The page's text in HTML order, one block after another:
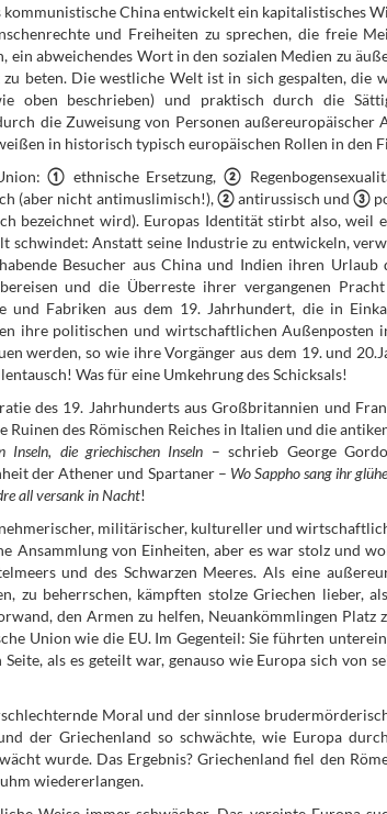
China entwickelt ein kapitalistisches
und Freiheiten zu sprechen, die freie
ein abweichendes Wort in den sozialen Medien zu
beten. Die westliche Welt ist in sich gespalten, die
oben beschrieben) und praktisch durch die
die Zuweisung von Personen außereuropäischer
in historisch typisch europäischen Rollen in den
① ethnische Ersetzung, ②
(aber nicht antimuslimisch!),②antirussisch und ③
bezeichnet wird). Europas Identität stirbt also, weil
schwindet: Anstatt seine Industrie zu entwickeln,
Besucher aus China und Indien ihren Urlaub
und die Überreste ihrer vergangenen
und Fabriken aus dem 19. Jahrhundert, die in
ihre politischen und wirtschaftlichen Außenposten
werden, so wie ihre Vorgänger aus dem 19. und
Was für eine Umkehrung des Schicksals!
des 19. Jahrhunderts aus Großbritannien und
Ruinen des Römischen Reiches in Italien und die
Inseln, die griechischen Inseln – schrieb George
der Athener und Spartaner – Wo Sappho sang ihr
all versank in Nacht!
militärischer, kultureller und
Ansammlung von Einheiten, aber es war stolz und
und des Schwarzen Meeres. Als eine
zu beherrschen, kämpften stolze Griechen lieber,
den Armen zu helfen, Neuankömmlingen Platz
Union wie die EU. Im Gegenteil: Sie führten
als es geteilt war, genauso wie Europa sich von
Moral und der sinnlose
der Griechenland so schwächte, wie Europa
wurde. Das Ergebnis? Griechenland fiel den
wiedererlangen.